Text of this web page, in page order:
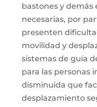
bastones y demás
necesarias, por
presenten
movilidad y
sistemas de guía
para las personas
disminuida que
desplazamiento